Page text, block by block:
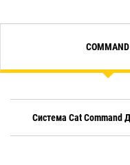
COMMAND
Система Cat Command